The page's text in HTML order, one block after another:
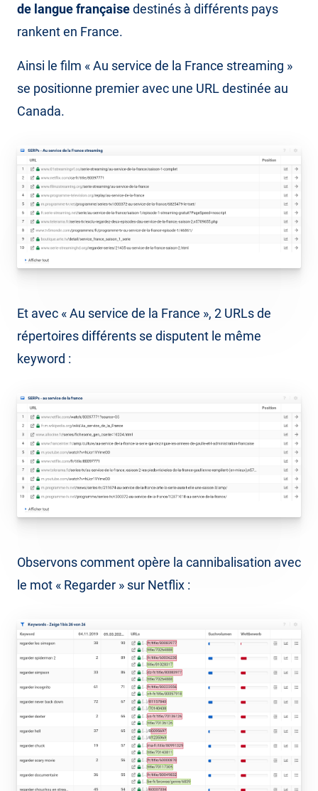
de langue françaisedestinés à différents pays
rankent en France.
Ainsi le film « Au service de la France streaming »
se positionne premier avec une URL destinée au
Canada.
Et avec « Au service de la France », 2 URLs de
répertoires différents se disputent le même
keyword :
Observons comment opère la cannibalisation avec
le mot « Regarder » sur Netflix :